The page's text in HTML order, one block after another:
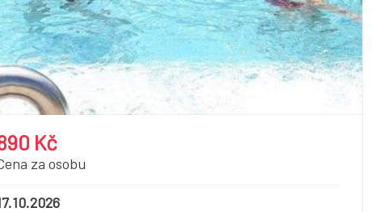
Kč
za osobu